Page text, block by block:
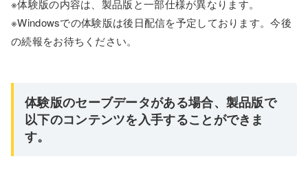
※体験版の内容は、製品版と一部仕様が異なります。
※Windowsでの体験版は後日配信を予定しております。今後
の続報をお待ちください。
体験版のセーブデータがある場合、製品版で
以下のコンテンツを入手することができま
す。